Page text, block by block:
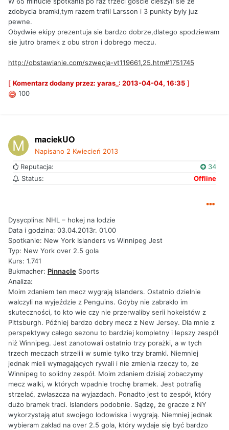
zdobycia bramki,tym razem trafil Larsson i 3 punkty byly juz
pewne.
Obydwie ekipy prezentuja sie bardzo dobrze,dlatego spodziewam
sie jutro bramek z obu stron i dobrego meczu.
http://obstawianie.com/szwecja-vt119661,25.htm#1751745
[ Komentarz dodany przez: yaras_: 2013-04-04, 16:35 ]
100
maciekUO
Napisano 2 Kwiecień 2013
Reputacja:
34
Status:
Offline
Dysycplina: NHL – hokej na lodzie
Data i godzina: 03.04.2013r. 01.00
Spotkanie: New York Islanders vs Winnipeg Jest
Typ: New York over 2.5 gola
Kurs: 1.741
Bukmacher: Pinnacle Sports
Analiza:
Moim zdaniem ten mecz wygrają Islanders. Ostatnio dzielnie
walczyli na wyjeździe z Penguins. Gdyby nie zabrakło im
skuteczności, to kto wie czy nie przerwaliby serii hokeistów z
Pittsburgh. Później bardzo dobry mecz z New Jersey. Dla mnie z
perspektywy całego sezonu to bardziej kompletny i lepszy zespół
niż Winnipeg. Jest zanotowali ostatnio trzy porażki, a w tych
trzech meczach strzelili w sumie tylko trzy bramki. Niemniej
jednak mieli wymagających rywali i nie zmienia rzeczy to, że
Winnipeg to solidny zespół. Moim zdaniem dzisiaj zobaczymy
mecz walki, w których wpadnie trochę bramek. Jest potrafią
strzelać, zwłaszcza na wyjazdach. Ponadto jest to zespół, który
dużo bramek traci. Islanders podobnie. Sądzę, że gracze z NY
wykorzystają atut swojego lodowiska i wygrają. Niemniej jednak
wybieram zakład na over 2.5 gola, który wydaje się być bardzo